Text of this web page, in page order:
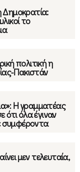
Δημοκρατία:
το
πολιτική η
Πακιστάν
Η γραμματέας
όλα έγιναν
συμφέροντα
μεν τελευταία,